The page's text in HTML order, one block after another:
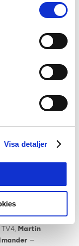
Visa detaljer
årets
priserna går till
P19
så överräcks
för
till lagen i
Per
Daniel
Martin
–